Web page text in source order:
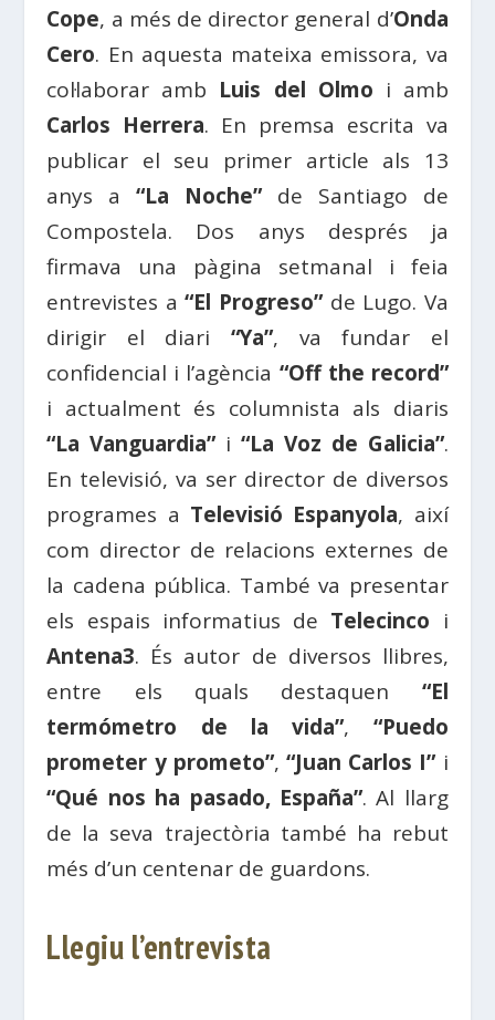
Cope, a més de director general d’Onda
Cero. En aquesta mateixa emissora, va
col·laborar amb Luis del Olmo i amb
Carlos Herrera. En premsa escrita va
publicar el seu primer article als 13
anys a“La Noche”de Santiago de
Compostela. Dos anys després ja
firmava una pàgina setmanal i feia
entrevistes a“El Progreso”de Lugo. Va
dirigir el diari “Ya”, va fundar el
confidencial i l’agència “Off the record”
i actualment és columnista als diaris
“La Vanguardia”i“La Voz de Galicia”.
En televisió, va ser director de diversos
programes a Televisió Espanyola, així
com director de relacions externes de
la cadena pública. També va presentar
els espais informatius de Telecinco i
Antena3. És autor de diversos llibres,
entre els quals destaquen “El
termómetro de la vida”, “Puedo
prometer y prometo”,“Juan Carlos I”i
“Qué nos ha pasado, España”. Al llarg
de la seva trajectòria també ha rebut
més d’un centenar de guardons.
Llegiu l’entrevista